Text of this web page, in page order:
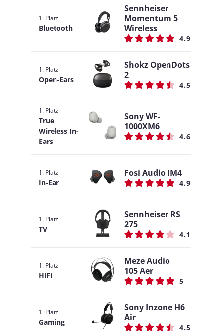
1. Platz
Bluetooth
Sennheiser
Momentum 5
Wireless
4.9
1. Platz
Open-Ears
Shokz OpenDots
2
4.5
1. Platz
True
Wireless In-
Ears
Sony WF-
1000XM6
4.6
1. Platz
In-Ear
Fosi Audio IM4
4.9
1. Platz
TV
Sennheiser RS
275
4.1
1. Platz
HiFi
Meze Audio
105 Aer
5
1. Platz
Gaming
Sony Inzone H6
Air
4.5